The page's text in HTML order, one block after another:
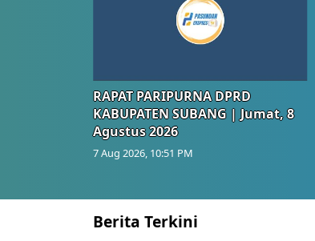
RAPAT PARIPURNA DPRD
KABUPATEN SUBANG | Jumat, 8
Agustus 2026
7 Aug 2026, 10:51 PM
Berita Terkini